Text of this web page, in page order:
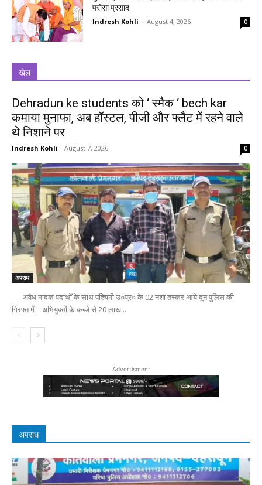
परोसा प्रसाद
Indresh Kohli - August 4, 2026 0
खेल
Dehradun ke students को ‘ स्मैक ‘ bech kar
कमाया मुनाफा, अब हॉस्टल, पीजी और फ्लैट में रहने वाले
थे निशाने पर
Indresh Kohli - August 7, 2026 0
अपराध
- अवैध मादक पदार्थों के साथ पश्चिमी उ०प्र० के 02 नशा तस्कर आये दून पुलिस की
गिरफ्त में - अभियुक्तों के कब्जे से 20 लाख...
Advertisment
अपराध